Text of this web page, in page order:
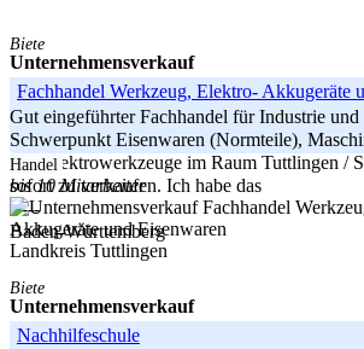
Biete
Unternehmensverkauf
Fachhandel Werkzeug, Elektro- Akkugeräte
Gut eingeführter Fachhandel für Industrie
Schwerpunkt Eisenwaren (Normteile),
und Elektrowerkzeuge im Raum Tuttlingen /
sofort zu verkaufen. Ich habe das
-----
Baden-Württemberg
Handel
bis 10 Mitarbeiter
Landkreis Tuttlingen
Biete
Unternehmensverkauf
Nachhilfeschule